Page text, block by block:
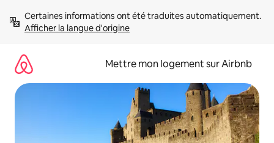
directement
Afficher la langue d'origine
Mettre mon logement sur Airbnb